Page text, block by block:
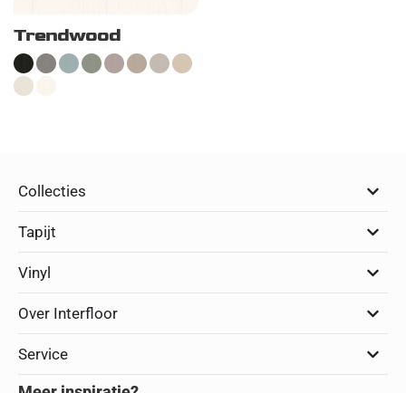
Trendwood
Collecties
Tapijt
Vinyl
Over Interfloor
Service